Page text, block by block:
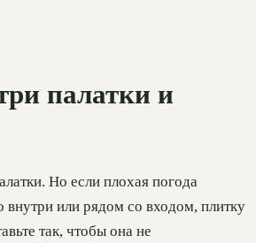
палатки и
Но если плохая погода
внутри или рядом со входом, плитку
так, чтобы она не